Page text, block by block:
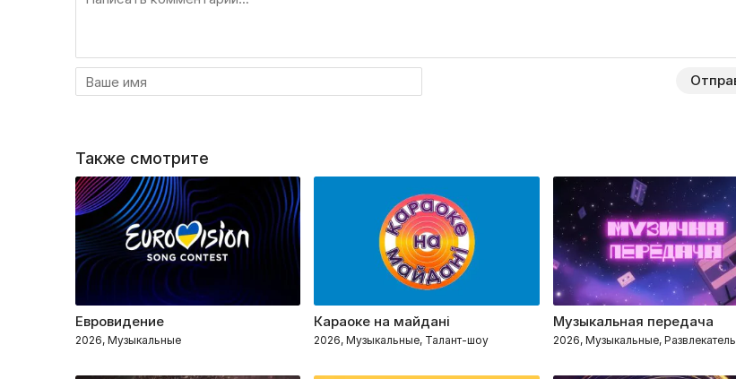
Также смотрите
Евровидение
2026, Музыкальные
Караоке на майдані
2026, Музыкальные, Талант-шоу
Музыкальная передача
2026, Музыкальные,